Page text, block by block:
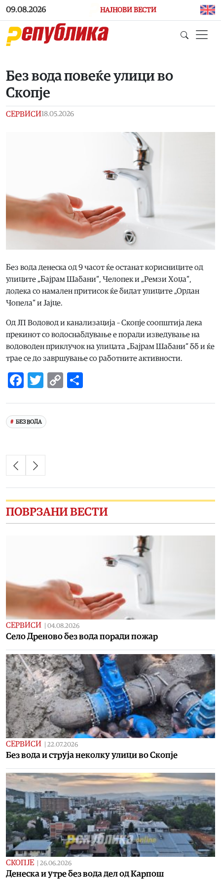
Skip to main content
09.08.2026 НАЈНОВИ ВЕСТИ
Без вода повеќе улици во
Скопје
СЕРВИСИ18.05.2026
Без вода денеска од 9 часот ќе останат корисниците од
улиците „Бајрам Шабани“, Челопек и „Ремзи Хоџа“,
додека со намален притисок ќе бидат улиците „Ордан
Чопела“ и Јајце.
Од ЈП Водовод и канализација – Скопје соопштија дека
прекинот со водоснабдување е поради изведување на
водоводен приклучок на улицата „Бајрам Шабани“ бб и ќе
трае се до завршување со работните активности.
Facebook
Twitter
Copy
БЕЗ ВОДА
ПОВРЗАНИ ВЕСТИ
СЕРВИСИ 04.08.2026
Село Дреново без вода поради пожар
СЕРВИСИ 22.07.2026
Без вода и струја неколку улици во Скопје
СКОПЈЕ 26.06.2026
Денеска и утре без вода дел од Карпош